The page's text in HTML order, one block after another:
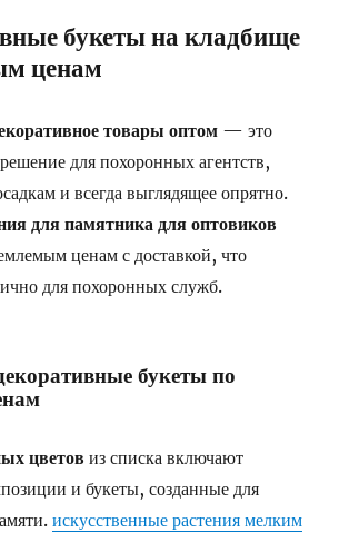
букеты на кладбище
ценам
товары оптом — это
для похоронных агентств,
и всегда выглядящее опрятно.
для памятника для оптовиков
ценам с доставкой, что
для похоронных служб.
букеты по
цветов из списка включают
и букеты, созданные для
искусственные растения мелким